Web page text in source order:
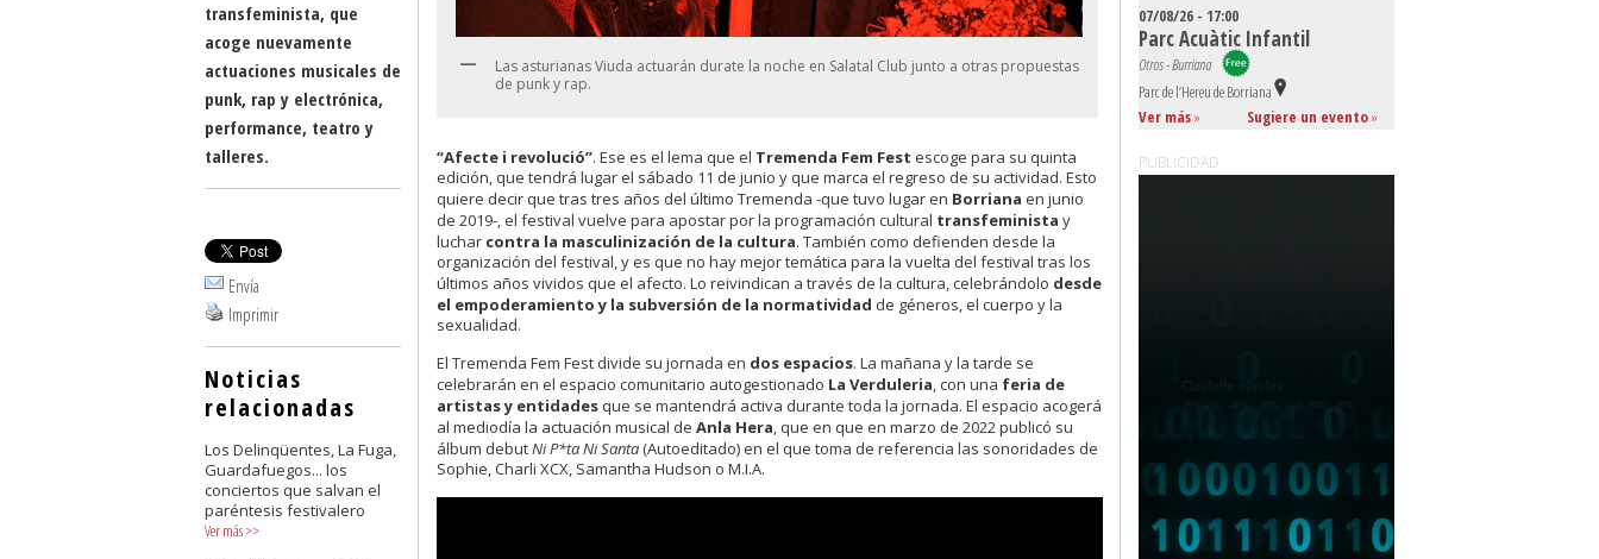
transfeminista, que
acoge nuevamente
actuaciones musicales de
punk, rap y electrónica,
performance, teatro y
talleres.
Envía
Imprimir
Noticias
relacionadas
Los Delinqüentes, La Fuga,
Guardafuegos... los
conciertos que salvan el
paréntesis festivalero
Ver más>>
Las asturianas Viuda actuarán durate la noche en Salatal Club junto a otras propuestas
de punk y rap.
“Afecte i revolució”. Ese es el lema que el Tremenda Fem Fest escoge para su quinta
edición, que tendrá lugar el sábado 11 de junio y que marca el regreso de su actividad. Esto
quiere decir que tras tres años del último Tremenda -que tuvo lugar en Borriana en junio
de 2019-, el festival vuelve para apostar por la programación cultural transfeminista y
luchar contra la masculinización de la cultura. También como defienden desde la
organización del festival, y es que no hay mejor temática para la vuelta del festival tras los
últimos años vividos que el afecto. Lo reivindican a través de la cultura, celebrándolo desde
el empoderamiento y la subversión de la normatividad de géneros, el cuerpo y la
sexualidad.
El Tremenda Fem Fest divide su jornada en dos espacios. La mañana y la tarde se
celebrarán en el espacio comunitario autogestionado La Verduleria, con una feria de
artistas y entidades que se mantendrá activa durante toda la jornada. El espacio acogerá
al mediodía la actuación musical de Anla Hera, que en que en marzo de 2022 publicó su
álbum debutNi P*ta Ni Santa (Autoeditado) en el que toma de referencia las sonoridades de
Sophie, Charli XCX, Samantha Hudson o M.I.A.
07/08/26 - 17:00
Parc Acuàtic Infantil
Otros - Burriana
Parc de l’Hereu de Borriana
Ver más» Sugiere un evento»
PUBLICIDAD